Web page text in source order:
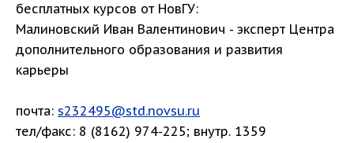
бесплатных курсов от НовГУ:
Малиновский Иван Валентинович - эксперт Центра
дополнительного образования и развития
карьеры
почта: s232495@std.novsu.ru
тел/факс: 8 (8162) 974-225; внутр. 1359